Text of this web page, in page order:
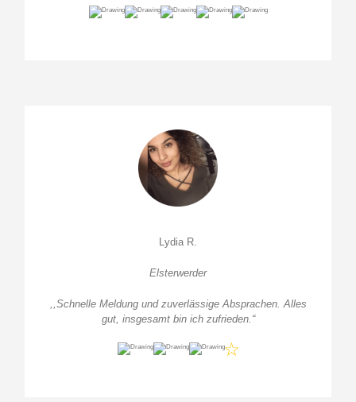
Lydia R.
Elsterwerder
,,Schnelle Meldung und zuverlässige Absprachen. Alles
gut, insgesamt bin ich zufrieden. “